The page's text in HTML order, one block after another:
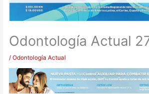
Odontología Actual
/Odontología Actual